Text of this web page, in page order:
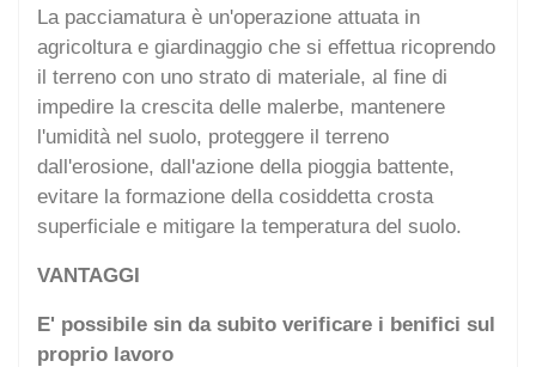
La pacciamatura è un'operazione attuata in
agricoltura e giardinaggio che si effettua ricoprendo
il terreno con uno strato di materiale, al fine di
impedire la crescita delle malerbe, mantenere
l'umidità nel suolo, proteggere il terreno
dall'erosione, dall'azione della pioggia battente,
evitare la formazione della cosiddetta crosta
superficiale e mitigare la temperatura del suolo.
VANTAGGI
E' possibile sin da subito verificare i benifici sul
proprio lavoro